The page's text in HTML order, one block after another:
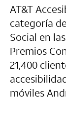
AT&T
categoría
Social en
Premios
21,400
móviles